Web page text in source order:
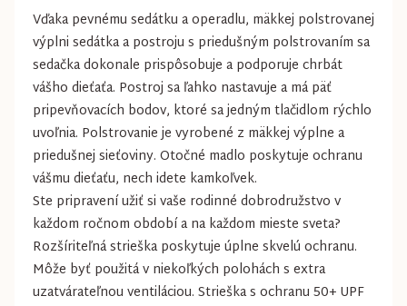
Vďaka pevnému sedátku a operadlu, mäkkej polstrovanej
výplni sedátka a postroju s priedušným polstrovaním sa
sedačka dokonale prispôsobuje a podporuje chrbát
vášho dieťaťa. Postroj sa ľahko nastavuje a má päť
pripevňovacích bodov, ktoré sa jedným tlačidlom rýchlo
uvoľnia. Polstrovanie je vyrobené z mäkkej výplne a
priedušnej sieťoviny. Otočné madlo poskytuje ochranu
vášmu dieťaťu, nech idete kamkoľvek.
Ste pripravení užiť si vaše rodinné dobrodružstvo v
každom ročnom období a na každom mieste sveta?
Rozšíriteľná strieška poskytuje úplne skvelú ochranu.
Môže byť použitá v niekoľkých polohách s extra
uzatvárateľnou ventiláciou. Strieška s ochranu 50+ UPF